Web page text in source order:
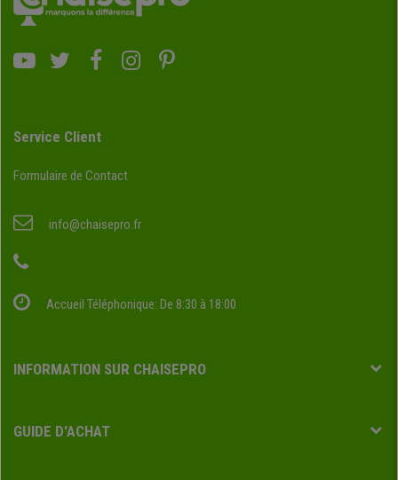
Service Client
Formulaire de Contact
info@chaisepro.fr
Accueil Téléphonique: De 8:30 à 18:00
INFORMATION SUR CHAISEPRO
GUIDE D'ACHAT